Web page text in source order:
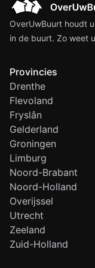
OverUwBuurt houdt
in de buurt. Zo weet
Provincies
Drenthe
Flevoland
Fryslân
Gelderland
Groningen
Limburg
Noord-Brabant
Noord-Holland
Overijssel
Utrecht
Zeeland
Zuid-Holland